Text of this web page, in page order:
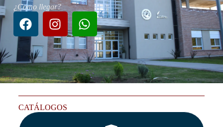
¿Como llegar?
CATÁLOGOS